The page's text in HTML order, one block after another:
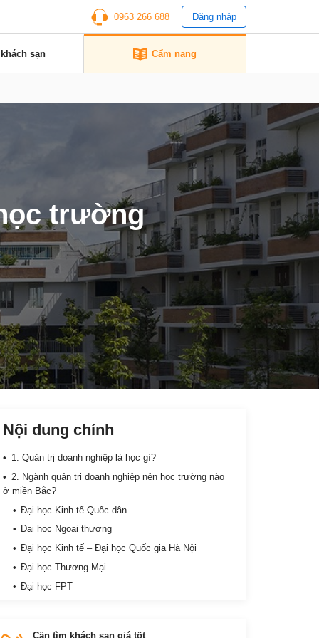
0963 266 688 Đăng nhập
khách sạn Cẩm nang
trường
Nội dung chính
1. Quản trị doanh nghiệp là học gì?
2. Ngành quản trị doanh nghiệp nên học trường nào
ở miền Bắc?
Đại học Kinh tế Quốc dân
Đại học Ngoại thương
Đại học Kinh tế – Đại học Quốc gia Hà Nội
Đại học Thương Mại
Đại học FPT
Cần tìm khách sạn giá tốt